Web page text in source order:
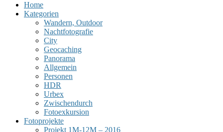
Home
Kategorien
Wandern, Outdoor
Nachtfotografie
City
Geocaching
Panorama
Allgemein
Personen
HDR
Urbex
Zwischendurch
Fotoexkursion
Fotoprojekte
Projekt 1M-12M – 2016